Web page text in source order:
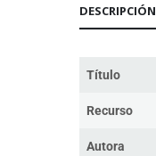
DESCRIPCIÓN
Título
Recurso
Autora